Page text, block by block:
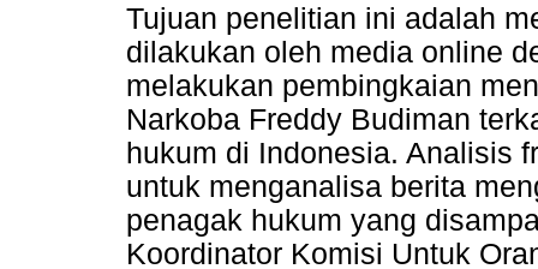
Tujuan penelitian ini adalah
dilakukan oleh media online
melakukan pembingkaian
Narkoba Freddy Budiman
hukum di Indonesia. Analisis
untuk menganalisa berita
penagak hukum yang
Koordinator Komisi Untuk